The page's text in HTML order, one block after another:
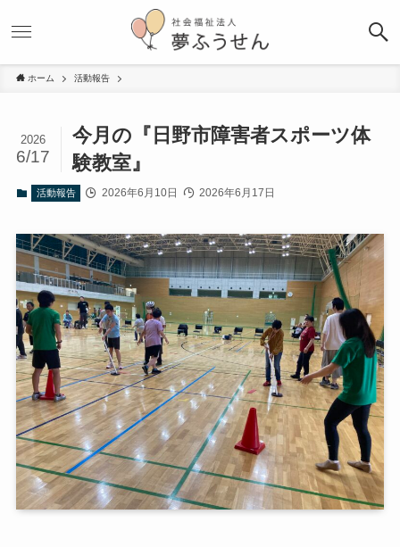
ホーム 活動報告
今月の『日野市障害者スポーツ体
験教室』
2026
6/17
活動報告 2026年6月10日 2026年6月17日